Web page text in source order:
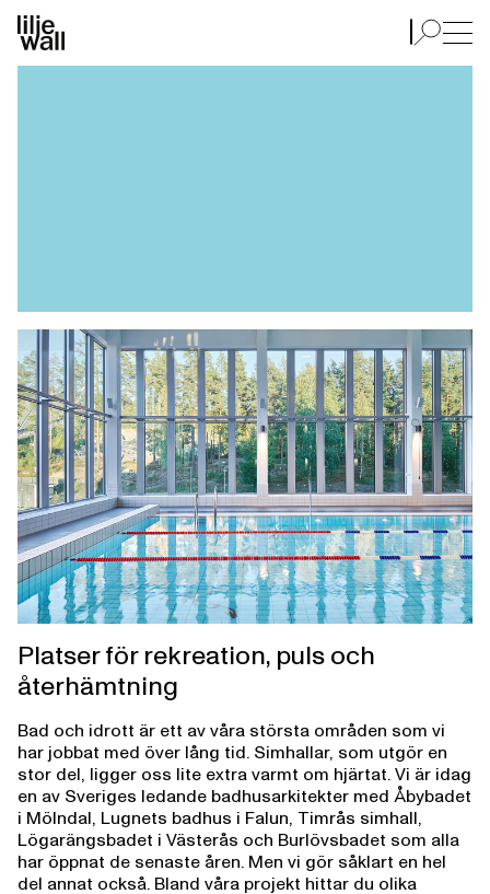
Badhus & simhallar
Badhus & simhallar
Platser för rekreation, puls och
återhämtning
Bad och idrott är ett av våra största områden som vi
har jobbat med över lång tid. Simhallar, som utgör en
stor del, ligger oss lite extra varmt om hjärtat. Vi är idag
en av Sveriges ledande badhusarkitekter med Åbybadet
i Mölndal, Lugnets badhus i Falun, Timrås simhall,
Lögarängsbadet i Västerås och Burlövsbadet som alla
har öppnat de senaste åren. Men vi gör såklart en hel
del annat också. Bland våra projekt hittar du olika